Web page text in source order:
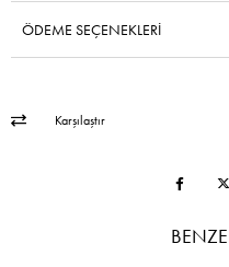
ÖDEME SEÇENEKLERI
Karşılaştır